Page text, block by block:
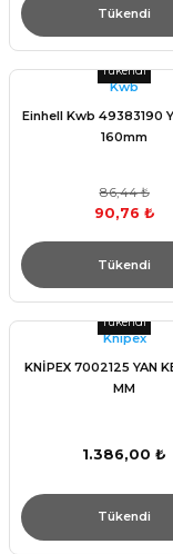
Tükendi
Tükendi
Kwb
Einhell Kwb 49383190
160mm
86,44 ₺
90,76 ₺
Tükendi
Tükendi
Knıpex
KNİPEX 7002125 YAN
MM
1.386,00 ₺
Tükendi